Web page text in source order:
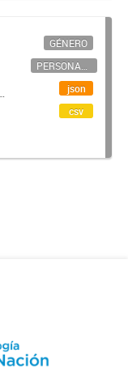
GÉNERO
PERSONAL CIENTÍFICO-TECNOLÓGICO
json
csv